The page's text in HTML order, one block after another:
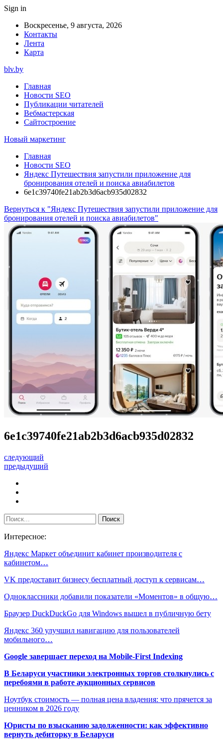
Sign in
Воскресенье, 9 августа, 2026
Контакты
Лента
Карта
blv.by
Главная
Новости SEO
Публикации читателей
Вебмастерская
Сайтостроение
Новый маркетинг
Главная
Новости SEO
Яндекс Путешествия запустили приложение для
бронирования отелей и поиска авиабилетов
6e1c39740fe21ab2b3d6acb935d02832
Вернуться к "Яндекс Путешествия запустили приложение для
бронирования отелей и поиска авиабилетов"
6e1c39740fe21ab2b3d6acb935d02832
следующий
предыдущий
Интересное:
Яндекс Маркет объединит кабинет производителя с
кабинетом…
VK предоставит бизнесу бесплатный доступ к сервисам…
Одноклассники добавили показатели «Моментов» в общую…
Браузер DuckDuckGo для Windows вышел в публичную бету
Яндекс 360 улучшил навигацию для пользователей
мобильного…
Google завершает переход на Mobile-First Indexing
В Беларуси участники электронных торгов столкнулись с
перебоями в работе аукционных сервисов
Ноутбук стоимость — полная цена владения: что прячется за
ценником в 2026 году
Юристы по взысканию задолженности: как эффективно
вернуть дебиторку в Беларуси